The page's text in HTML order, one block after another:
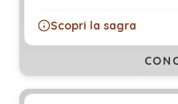
Scopri la sagra